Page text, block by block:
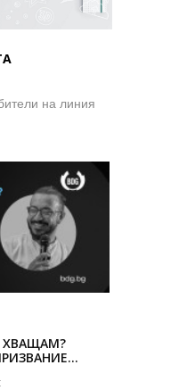
на линия
ХВАЩАМ?